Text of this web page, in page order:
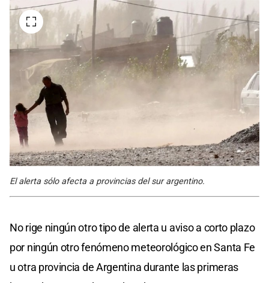
El alerta sólo afecta a provincias del sur argentino.
No rige ningún otro tipo de alerta u aviso a corto plazo
por ningún otro fenómeno meteorológico en Santa Fe
u otra provincia de Argentina durante las primeras